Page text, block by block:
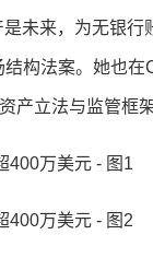
未来，为无银
构法案。她也
产立法与监管框